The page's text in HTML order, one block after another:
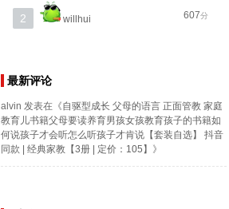
2 willhui 607分
最新评论
alvin 发表在《自驱型成长 父母的语言 正面管教 家庭
教育儿书籍父母要读养育男孩女孩教育孩子的书籍如
何说孩子才会听怎么听孩子才肯说【套装自选】 抖音
同款 | 经典家教【3册 | 定价：105】 》